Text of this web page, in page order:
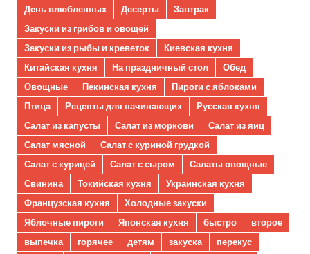
День влюбленных
Десерты
Завтрак
Закуски из грибов и овощей
Закуски из рыбы и креветок
Киевская кухня
Китайская кухня
На праздничный стол
Обед
Овощные
Пекинская кухня
Пироги с яблоками
Птица
Рецепты для начинающих
Русская кухня
Салат из капусты
Салат из моркови
Салат из яиц
Салат мясной
Салат с куриной грудкой
Салат с курицей
Салат с сыром
Салаты овощные
Свинина
Токийская кухня
Украинская кухня
Французская кухня
Холодные закуски
Яблочные пироги
Японская кухня быстро
второе
выпечка
горячее детям закуска
перекус